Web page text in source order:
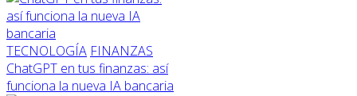
TECNOLOGÍA FINANZAS
ChatGPT en tus finanzas: así
funciona la nueva IA bancaria